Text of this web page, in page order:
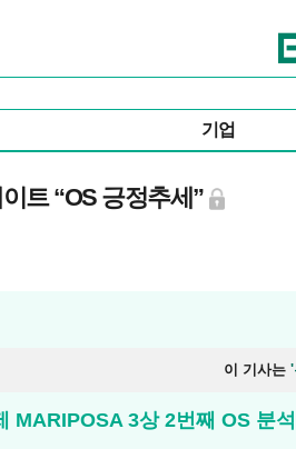
기업
트 “OS 긍정추세”
이 기사는 '
3상 2번째 OS 분